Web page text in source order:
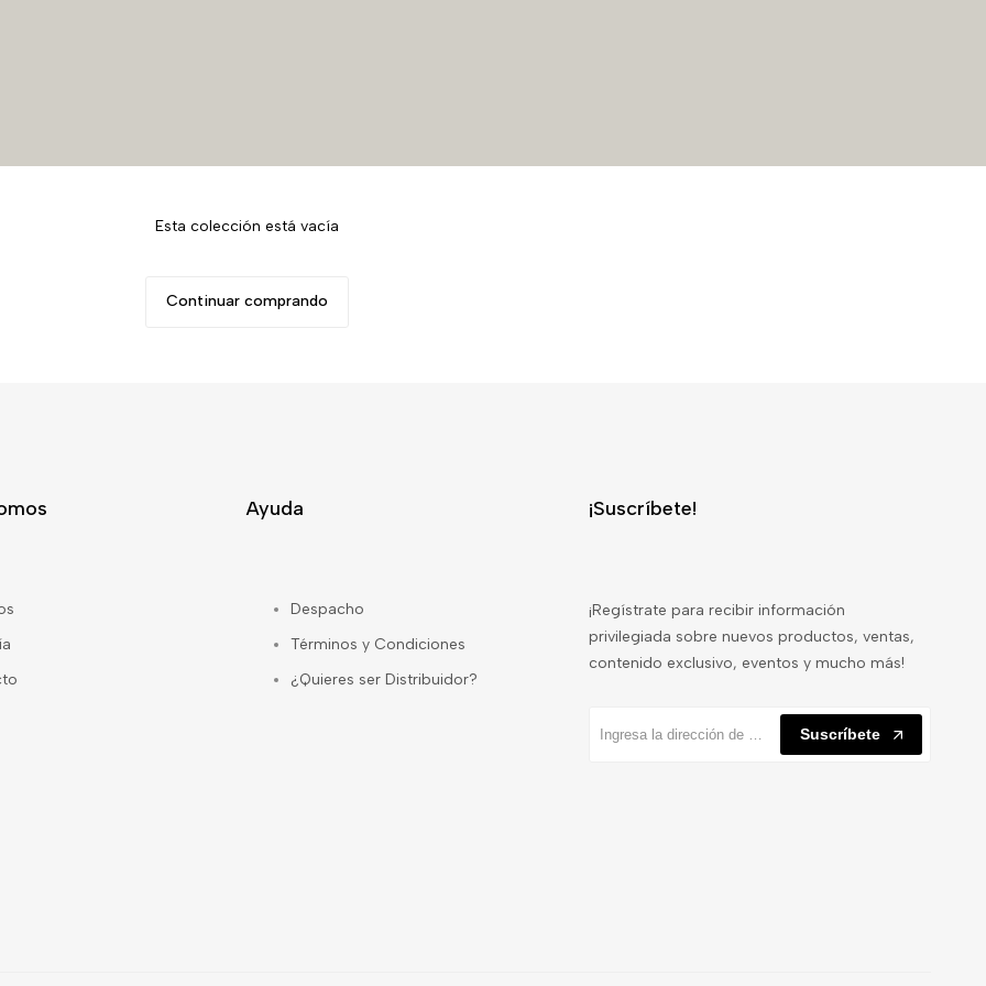
Esta colección está vacía
Continuar comprando
Ayuda
Despacho
Términos y Condiciones
¿Quieres ser Distribuidor?
¡Suscríbete!
¡Regístrate para recibir información
privilegiada sobre nuevos productos, ventas,
contenido exclusivo, eventos y mucho más!
Suscríbete